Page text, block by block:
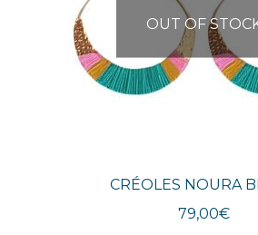
OUT OF
CRÉOLES NOURA
79,00€